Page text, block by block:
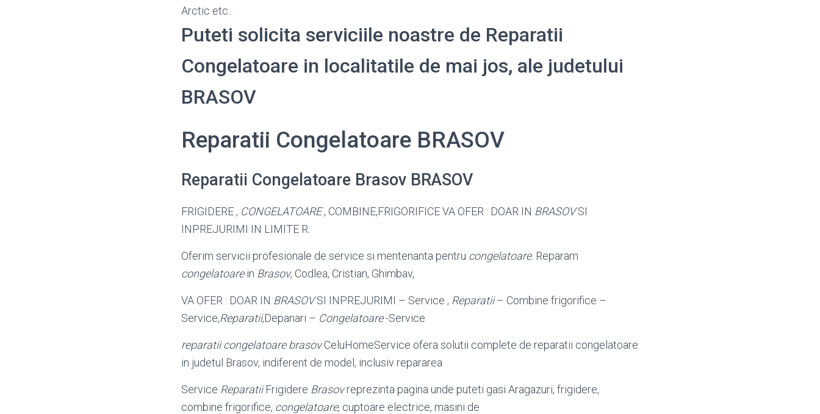
Arctic etc..
Puteti solicita serviciile noastre de Reparatii
Congelatoare in localitatile de mai jos, ale judetului
BRASOV
Reparatii Congelatoare BRASOV
Reparatii Congelatoare Brasov BRASOV
FRIGIDERE , CONGELATOARE, COMBINE,FRIGORIFICE VA OFER : DOAR IN BRASOVSI
INPREJURIMI IN LIMITE R.
Oferim servicii profesionale de service si mentenanta pentru congelatoare. Reparam
congelatoarein Brasov, Codlea, Cristian, Ghimbav,
VA OFER : DOAR IN BRASOVSI INPREJURIMI – Service , Reparatii– Combine frigorifice –
Service,Reparatii,Depanari – Congelatoare-Service
reparatii congelatoare brasovCeluHomeService ofera solutii complete de reparatii congelatoare
in judetul Brasov, indiferent de model, inclusiv repararea
Service ReparatiiFrigidere Brasovreprezinta pagina unde puteti gasi Aragazuri, frigidere,
combine frigorifice, congelatoare, cuptoare electrice, masini de